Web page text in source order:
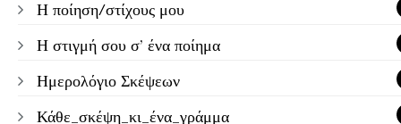
Η ποίηση/στίχους μου
Η στιγμή σου σ’ ένα ποίημα
Ημερολόγιο Σκέψεων
Κάθε_σκέψη_κι_ένα_γράμμα